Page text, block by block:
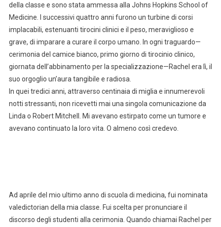
della classe e sono stata ammessa alla Johns Hopkins School of
Medicine. I successivi quattro anni furono un turbine di corsi
implacabili, estenuanti tirocini clinici e il peso, meraviglioso e
grave, di imparare a curare il corpo umano. In ogni traguardo—
cerimonia del camice bianco, primo giorno di tirocinio clinico,
giornata dell’abbinamento per la specializzazione—Rachel era lì, il
suo orgoglio un’aura tangibile e radiosa.
In quei tredici anni, attraverso centinaia di miglia e innumerevoli
notti stressanti, non ricevetti mai una singola comunicazione da
Linda o Robert Mitchell. Mi avevano estirpato come un tumore e
avevano continuato la loro vita. O almeno così credevo.
Ad aprile del mio ultimo anno di scuola di medicina, fui nominata
valedictorian della mia classe. Fui scelta per pronunciare il
discorso degli studenti alla cerimonia. Quando chiamai Rachel per